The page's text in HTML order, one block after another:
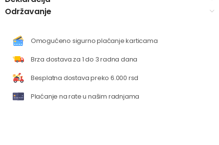
Održavanje
Omogućeno sigurno plaćanje karticama
Brza dostava za 1 do 3 radna dana
Besplatna dostava preko 6.000 rsd
Plaćanje na rate u našim radnjama